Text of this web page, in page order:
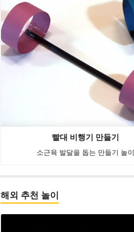
빨대 비행기 만들기
소근육 발달을 돕는 만들기 놀이
해외 추천 놀이